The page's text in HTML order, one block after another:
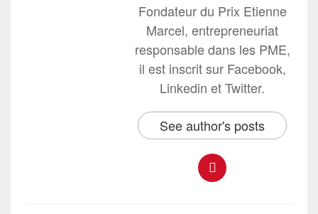
Fondateur du Prix Etienne
Marcel, entrepreneuriat
responsable dans les PME,
il est inscrit sur Facebook,
Linkedin et Twitter.
See author's posts